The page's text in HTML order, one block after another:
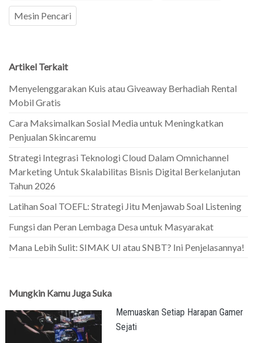
Mesin Pencari
Artikel Terkait
Menyelenggarakan Kuis atau Giveaway Berhadiah Rental
Mobil Gratis
Cara Maksimalkan Sosial Media untuk Meningkatkan
Penjualan Skincaremu
Strategi Integrasi Teknologi Cloud Dalam Omnichannel
Marketing Untuk Skalabilitas Bisnis Digital Berkelanjutan
Tahun 2026
Latihan Soal TOEFL: Strategi Jitu Menjawab Soal Listening
Fungsi dan Peran Lembaga Desa untuk Masyarakat
Mana Lebih Sulit: SIMAK UI atau SNBT? Ini Penjelasannya!
Mungkin Kamu Juga Suka
Memuaskan Setiap Harapan Gamer
Sejati